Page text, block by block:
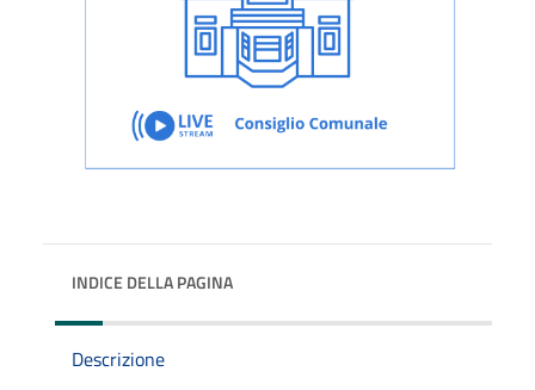
INDICE DELLA PAGINA
Descrizione